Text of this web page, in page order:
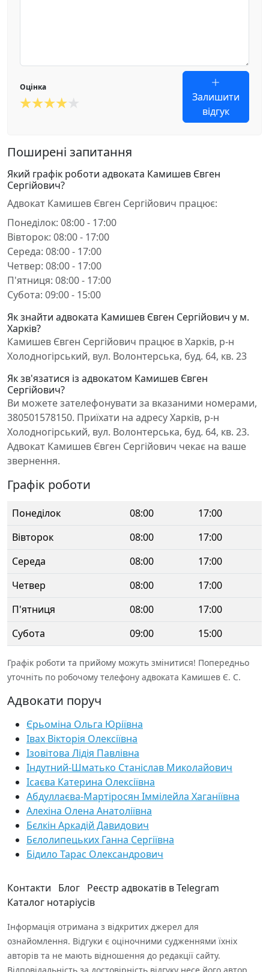
Оцінка
Залишити
відгук
Поширені запитання
Який графік роботи адвоката Камишев Євген
Сергійович?
Адвокат Камишев Євген Сергійович працює:
Понеділок: 08:00 - 17:00
Вівторок: 08:00 - 17:00
Середа: 08:00 - 17:00
Четвер: 08:00 - 17:00
П'ятниця: 08:00 - 17:00
Субота: 09:00 - 15:00
Як знайти адвоката Камишев Євген Сергійович у м.
Харків?
Камишев Євген Сергійович працює в Харків, р-н
Холодногірський, вул. Волонтерська, буд. 64, кв. 23
Як зв'язатися із адвокатом Камишев Євген
Сергійович?
Ви можете зателефонувати за вказаними номерами,
380501578150. Приїхати на адресу Харків, р-н
Холодногірський, вул. Волонтерська, буд. 64, кв. 23.
Адвокат Камишев Євген Сергійович чекає на ваше
звернення.
Графік роботи
Понеділок 08:00
17:00
Вівторок
08:00
17:00
Середа
08:00
17:00
Четвер
08:00
17:00
П'ятниця
08:00
17:00
Субота
09:00 15:00
Графік роботи та прийому можуть змінитися! Попередньо
уточніть по робочому телефону адвоката Камишев Є. С.
Адвокати поруч
Єрьоміна Ольга Юріївна
Івах Вікторія Олексіївна
Ізовітова Лідія Павлівна
Індутний-Шматько Станіслав Миколайович
Ісаєва Катерина Олексіївна
Абдуллаєва-Мартіросян Іммілейла Хаганіївна
Алехіна Олена Анатоліївна
Бєлкін Аркадій Давидович
Бєлолипецьких Ганна Сергіївна
Бідило Тарас Олександрович
Контакти Блог Реєстр адвокатів в Telegram
Каталог нотаріусів
Інформація отримана з відкритих джерел для
ознайомлення. Відгуки є оціночними судженнями їхніх
авторів та не мають відношення до редакції сайту.